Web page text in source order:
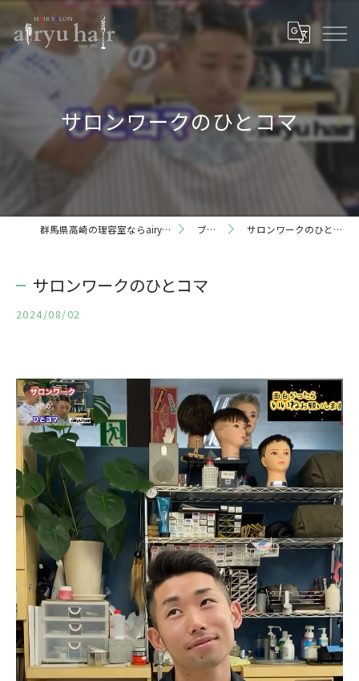
サロンワークのひとコマ
群馬県高崎の理容室ならairyu hair ブログ サロンワークのひとコマ
サロンワークのひとコマ
2024/08/02